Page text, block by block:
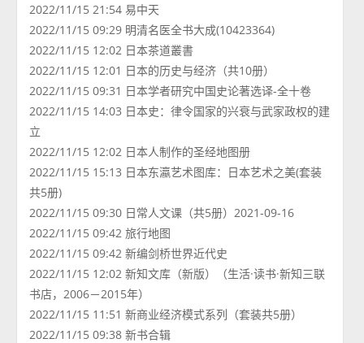
2022/11/15 21:54 易中天
2022/11/15 09:29 明清名医全书大成(10423364)
2022/11/15 12:02 日本茶道叢書
2022/11/15 12:01 日本的历史与经济（共10册）
2022/11/15 09:31 日本学者研究中国史论著选译-全十卷
2022/11/15 14:03 日本史：律令国家的兴衰与武家政权的建
立
2022/11/15 12:02 日本人制作的圣经地图册
2022/11/15 15:13 日本东瀛艺术图库：日本艺术之美(套装
共5册)
2022/11/15 09:30 日常人文课（共5册）2021-09-16
2022/11/15 09:42 旅行地图
2022/11/15 09:42 新编剑桥世界近代史
2022/11/15 12:02 新知文库（新版）（生活·读书·新知三联
书店，2006－2015年）
2022/11/15 11:51 新商业经济模式系列（套装共5册）
2022/11/15 09:38 新书合辑